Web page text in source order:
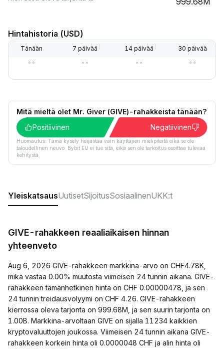
Hintahistoria (USD)
Tänään 7 päivää 14 päivää 30 päivää
-- -- -- --
Mitä mieltä olet Mr. Giver (GIVE)-rahakkeista tänään?
Positiivinen
Negatiivinen
Huomautus: Tämä kysely heijastaa vain käyttäjien mielipiteitä eikä se ole
taloudellinen neuvo. Bybit EU ei tue sitä, eikä sen ole tarkoitus osoittaa tulevaa
kehitystä.
YleiskatsausUutisetSijoitusSosiaalinenUKK:t
GIVE-rahakkeen reaaliaikaisen hinnan
yhteenveto
Aug 6, 2026 GIVE-rahakkeen markkina-arvo on CHF4.78K,
mikä vastaa 0.00% muutosta viimeisen 24 tunnin aikana. GIVE-
rahakkeen tämänhetkinen hinta on CHF 0.00000478, ja sen
24 tunnin treidausvolyymi on CHF 4.26. GIVE-rahakkeen
kierrossa oleva tarjonta on 999.68M, ja sen suurin tarjonta on
1.00B. Markkina-arvoltaan GIVE on sijalla 11234 kaikkien
kryptovaluuttojen joukossa. Viimeisen 24 tunnin aikana GIVE-
rahakkeen korkein hinta oli 0.0000048 CHF ja alin hinta oli